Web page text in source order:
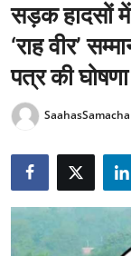
अंतराष्ट्रीय
खेल
Epaper
धर्म
लाइफस्टाइल
सड़क हादसों में
‘राह वीर’
पत्र की घोषणा